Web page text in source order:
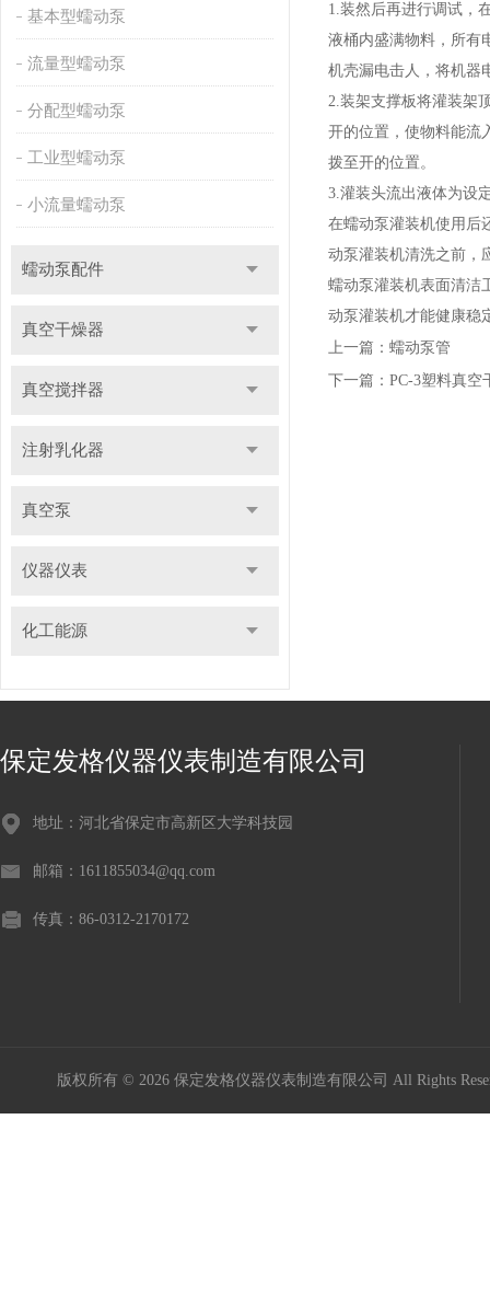
基本型蠕动泵
流量型蠕动泵
分配型蠕动泵
工业型蠕动泵
小流量蠕动泵
蠕动泵配件
真空干燥器
真空搅拌器
注射乳化器
真空泵
仪器仪表
化工能源
1.装然后再进行调试，
液桶内盛满物料，所有
机壳漏电击人，将机器
2.装架支撑板将灌装架
开的位置，使物料能流
拨至开的位置。
3.灌装头流出液体为设
在蠕动泵灌装机使用后
动泵灌装机清洗之前，
蠕动泵灌装机表面清洁
动泵灌装机才能健康稳
上一篇： 蠕动泵管
下一篇： PC-3塑料真空
保定发格仪器仪表制造有限公司
地址：河北省保定市高新区大学科技园
邮箱：1611855034@qq.com
传真：86-0312-2170172
版权所有 © 2026 保定发格仪器仪表制造有限公司 All Rights